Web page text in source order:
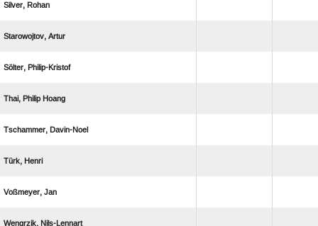
 
 
 
  
 
 
 
 